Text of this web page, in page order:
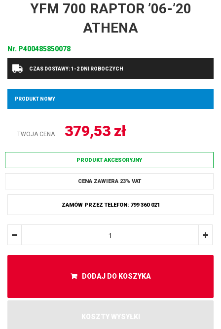
YFM 700 RAPTOR ’06-’20
ATHENA
Nr. P400485850078
CZAS DOSTAWY: 1-2 DNI ROBOCZYCH
PRODUKT NOWY
TWOJA CENA 379,53 zł
PRODUKT AKCESORYJNY
CENA ZAWIERA 23% VAT
ZAMÓW PRZEZ TELEFON: 799 360 021
DODAJ DO KOSZYKA
KOSZTY WYSYŁKI